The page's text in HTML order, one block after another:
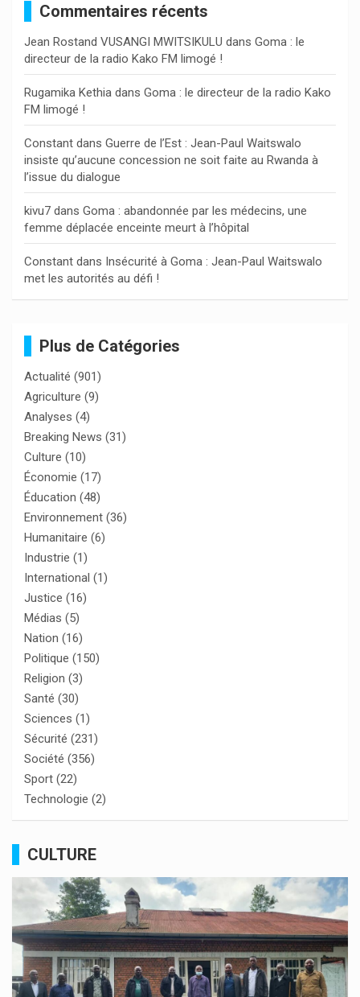
c
h
e
r
Commentaires récents
Jean Rostand VUSANGI MWITSIKULU dans Goma : le
directeur de la radio Kako FM limogé !
Rugamika Kethia dans Goma : le directeur de la radio Kako
FM limogé !
Constant dans Guerre de l’Est : Jean-Paul Waitswalo
insiste qu’aucune concession ne soit faite au Rwanda à
l’issue du dialogue
kivu7 dans Goma : abandonnée par les médecins, une
femme déplacée enceinte meurt à l’hôpital
Constant dans Insécurité à Goma : Jean-Paul Waitswalo
met les autorités au défi !
Plus de Catégories
Actualité (901)
Agriculture (9)
Analyses (4)
Breaking News (31)
Culture (10)
Économie (17)
Éducation (48)
Environnement (36)
Humanitaire (6)
Industrie (1)
International (1)
Justice (16)
Médias (5)
Nation (16)
Politique (150)
Religion (3)
Santé (30)
Sciences (1)
Sécurité (231)
Société (356)
Sport (22)
Technologie (2)
CULTURE